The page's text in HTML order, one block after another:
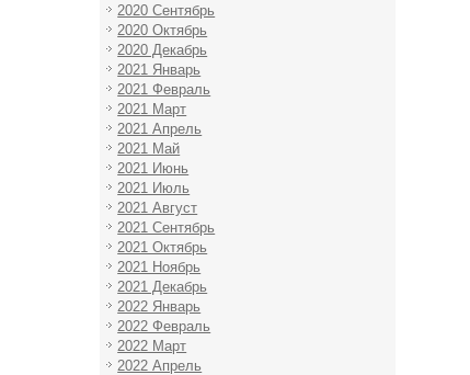
2020 Сентябрь
2020 Октябрь
2020 Декабрь
2021 Январь
2021 Февраль
2021 Март
2021 Апрель
2021 Май
2021 Июнь
2021 Июль
2021 Август
2021 Сентябрь
2021 Октябрь
2021 Ноябрь
2021 Декабрь
2022 Январь
2022 Февраль
2022 Март
2022 Апрель